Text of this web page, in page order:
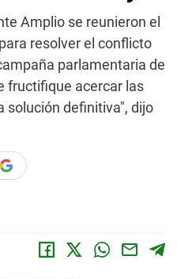
Amplio se reunieron el
resolver el conflicto
parlamentaria de
fructifique acercar las
solución definitiva", dijo